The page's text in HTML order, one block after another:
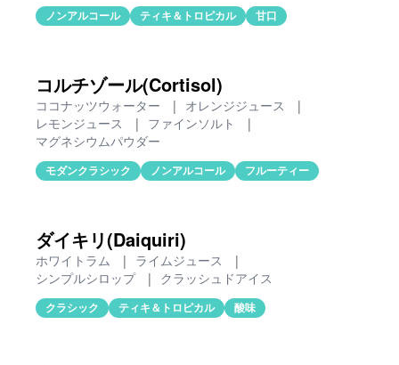
ノンアルコール ティキ＆トロピカル 甘口
コルチゾール(Cortisol)
ココナッツウォーター | オレンジジュース
|
レモンジュース
| ファインソルト
|
マグネシウムパウダー
モダンクラシック ノンアルコール フルーティー
ダイキリ(Daiquiri)
ホワイトラム | ライムジュース
|
シンプルシロップ
| クラッシュドアイス
クラシック ティキ＆トロピカル 酸味